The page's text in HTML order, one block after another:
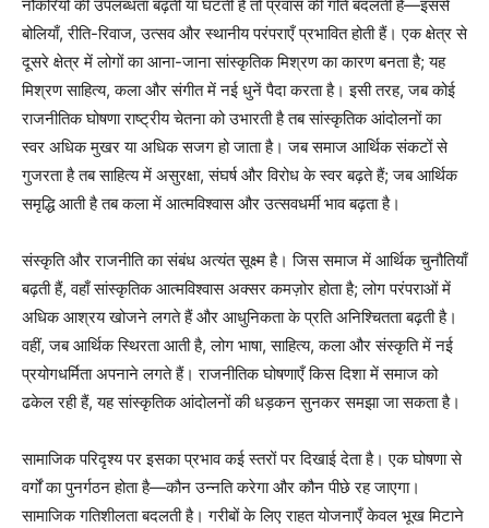
नौकरियों की उपलब्धता बढ़ती या घटती है तो प्रवास की गति बदलती है—इससे
बोलियाँ, रीति-रिवाज, उत्सव और स्थानीय परंपराएँ प्रभावित होती हैं। एक क्षेत्र से
दूसरे क्षेत्र में लोगों का आना-जाना सांस्कृतिक मिश्रण का कारण बनता है; यह
मिश्रण साहित्य, कला और संगीत में नई धुनें पैदा करता है। इसी तरह, जब कोई
राजनीतिक घोषणा राष्ट्रीय चेतना को उभारती है तब सांस्कृतिक आंदोलनों का
स्वर अधिक मुखर या अधिक सजग हो जाता है। जब समाज आर्थिक संकटों से
गुजरता है तब साहित्य में असुरक्षा, संघर्ष और विरोध के स्वर बढ़ते हैं; जब आर्थिक
समृद्धि आती है तब कला में आत्मविश्वास और उत्सवधर्मी भाव बढ़ता है।
संस्कृति और राजनीति का संबंध अत्यंत सूक्ष्म है। जिस समाज में आर्थिक चुनौतियाँ
बढ़ती हैं, वहाँ सांस्कृतिक आत्मविश्वास अक्सर कमज़ोर होता है; लोग परंपराओं में
अधिक आश्रय खोजने लगते हैं और आधुनिकता के प्रति अनिश्चितता बढ़ती है।
वहीं, जब आर्थिक स्थिरता आती है, लोग भाषा, साहित्य, कला और संस्कृति में नई
प्रयोगधर्मिता अपनाने लगते हैं। राजनीतिक घोषणाएँ किस दिशा में समाज को
ढकेल रही हैं, यह सांस्कृतिक आंदोलनों की धड़कन सुनकर समझा जा सकता है।
सामाजिक परिदृश्य पर इसका प्रभाव कई स्तरों पर दिखाई देता है। एक घोषणा से
वर्गों का पुनर्गठन होता है—कौन उन्नति करेगा और कौन पीछे रह जाएगा।
सामाजिक गतिशीलता बदलती है। गरीबों के लिए राहत योजनाएँ केवल भूख मिटाने